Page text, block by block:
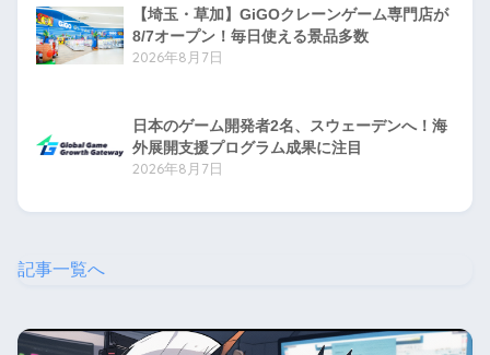
【埼玉・草加】GiGOクレーンゲーム専門店が
8/7オープン！毎日使える景品多数
2026年8月7日
日本のゲーム開発者2名、スウェーデンへ！海
外展開支援プログラム成果に注目
2026年8月7日
記事一覧へ